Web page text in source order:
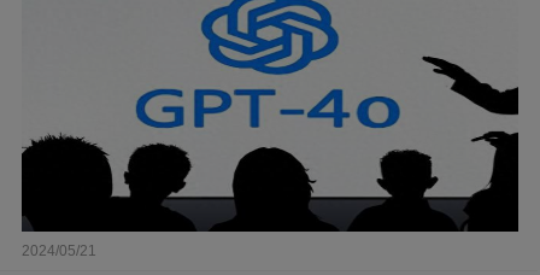
2024/05/21